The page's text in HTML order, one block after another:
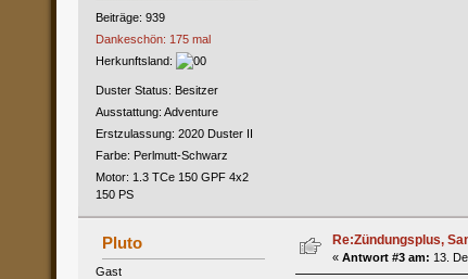
Beiträge: 939
Dankeschön: 175 mal
Herkunftsland:
Duster Status: Besitzer
Ausstattung: Adventure
Erstzulassung: 2020 Duster II
Farbe: Perlmutt-Schwarz
Motor: 1.3 TCe 150 GPF 4x2
150 PS
Pluto
Gast
Re:Zündungsplus,
« Antwort #3 am: 13.